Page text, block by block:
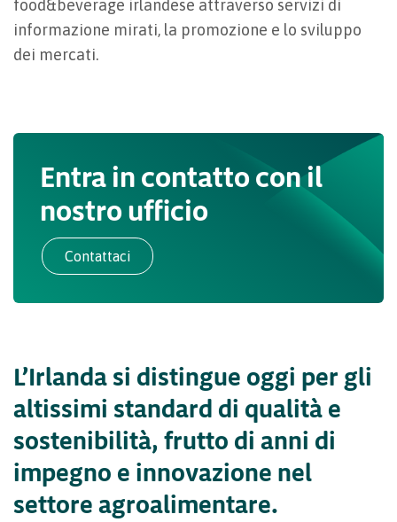
food&beverage irlandese attraverso servizi di
informazione mirati, la promozione e lo sviluppo
dei mercati.
Entra in contatto con il
nostro ufficio
Contattaci
L’Irlanda si distingue oggi per gli
altissimi standard di qualità e
sostenibilità, frutto di anni di
impegno e innovazione nel
settore agroalimentare.